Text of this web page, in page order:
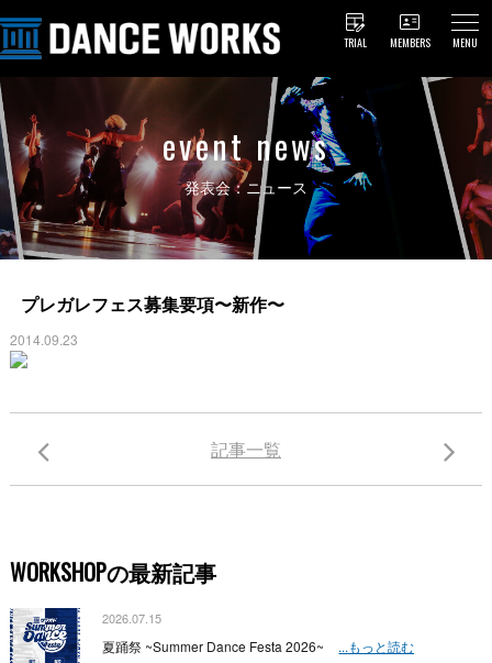
TRIAL MEMBERS MENU
event news
発表会：ニュース
プレガレフェス募集要項〜新作〜
2014.09.23
記事一覧
WORKSHOPの最新記事
2026.07.15
夏踊祭 ~Summer Dance Festa 2026~ ...もっと読む